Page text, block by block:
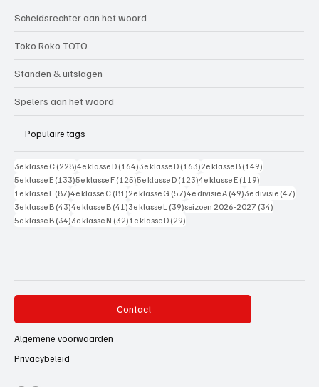
Scheidsrechter aan het woord
Toko Roko TOTO
Standen & uitslagen
Spelers aan het woord
Populaire tags
3e klasse C (228)228 posts
4e klasse D (164)164 posts
3e klasse D (163)163 posts
2e klasse B (149)
5e klasse E (133)133 posts
5e klasse F (125)125 posts
5e klasse D (123)123 posts
4e klasse E (119)
1e klasse F (87)87 posts
4e klasse C (81)81 posts
2e klasse G (57)57 posts
4e divisie A (49)49 posts
3e divisie (47)
3e klasse B (43)43 posts
4e klasse B (41)41 posts
3e klasse L (39)39 posts
seizoen 2026-2027 (34)
5e klasse B (34)34 posts
3e klasse N (32)32 posts
1e klasse D (29)
Contact
Algemene voorwaarden
Privacybeleid